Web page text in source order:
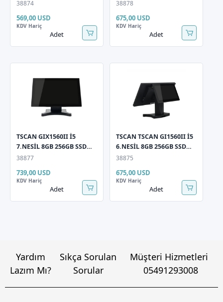
Dokunmatik Pos PC
38874
569,00 USD
KDV Hariç
Adet
Dokunmatik LCD Pos PC
38878
675,00 USD
KDV Hariç
Adet
TSCAN GIX1560II İ5
7.NESİL 8GB 256GB SSD
15,6" Dokunmatik 11,6"
38877
739,00 USD
KDV Hariç
Adet
TSCAN TSCAN GI1560II İ5
6.NESİL 8GB 256GB SSD
15,6" Dokunmatik 11,6"
38875
675,00 USD
KDV Hariç
Adet
Yardım
Lazım Mı?
Sıkça Sorulan
Sorular
Müşteri Hizmetleri
05491293008